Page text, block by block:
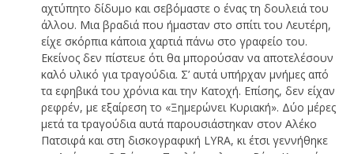
αχτύπητο δίδυμο και σεβόμαστε ο ένας τη δουλειά του
άλλου. Μια βραδιά που ήμασταν στο σπίτι του Λευτέρη,
είχε σκόρπια κάποια χαρτιά πάνω στο γραφείο του.
Εκείνος δεν πίστευε ότι θα μπορούσαν να αποτελέσουν
καλό υλικό για τραγούδια. Σ’ αυτά υπήρχαν μνήμες από
τα εφηβικά του χρόνια και την Κατοχή. Επίσης, δεν είχαν
ρεφρέν, με εξαίρεση το «Ξημερώνει Κυριακή». Δύο μέρες
μετά τα τραγούδια αυτά παρουσιάστηκαν στον Αλέκο
Πατσιφά και στη δισκογραφική LYRA, κι έτσι γεννήθηκε